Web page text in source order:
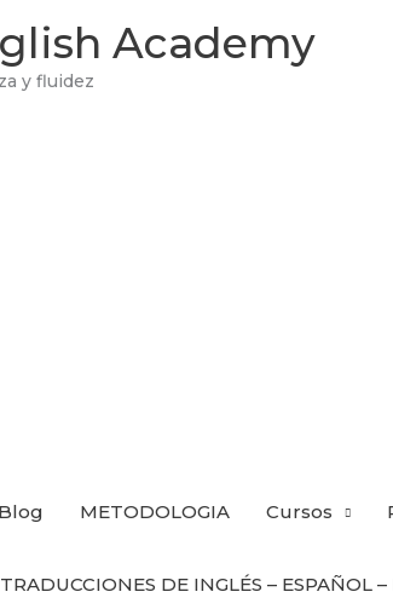
Academy
y fluidez
Blog METODOLOGIA Cursos
DE INGLÉS – ESPAÑOL –